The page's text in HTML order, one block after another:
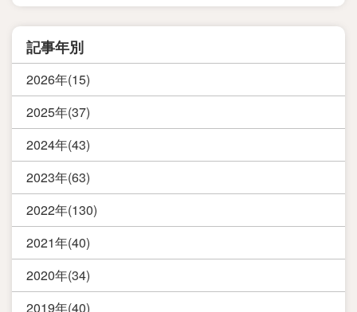
記事年別
2026年(15)
2025年(37)
2024年(43)
2023年(63)
2022年(130)
2021年(40)
2020年(34)
2019年(40)